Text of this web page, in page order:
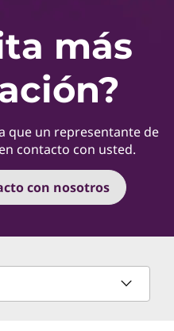
más
que un representante de
contacto con usted.
con nosotros